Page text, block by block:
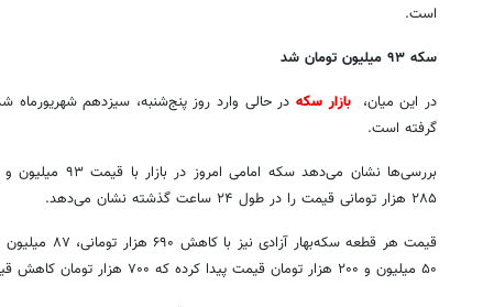
است.
سکه ۹۳ میلیون تومان شد
در این میان،بازار سکه
گرفته است.
۲۸۵ هزار تومانی قیمت را در طول ۲۴ ساعت گذشته نشان می‌دهد.
۵۰ میلیون و ۲۰۰ هزار تومان قیمت پیدا کرده که ۷۰۰ هزار تومان کاهش قیمت داشته است.